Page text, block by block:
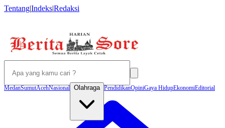
Tentang|Indeks|Redaksi
MedanSumutAcehNasional Olahraga PendidikanOpiniGaya HidupEkonomiEditorial